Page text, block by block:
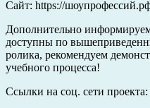
Сайт: https://
Дополнительно
доступны по
ролика, рекомендуем
учебного процесса!
Ссылки на соц. сети проекта: